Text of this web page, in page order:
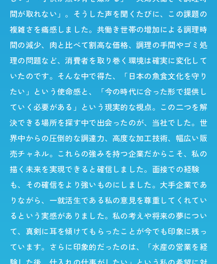
間が取れない」。そうした声を聞くたびに、この課題の
複雑さを痛感しました。共働き世帯の増加による調理時
間の減少、肉と比べて割高な価格、調理の手間やゴミ処
理の問題など、消費者を取り巻く環境は確実に変化して
いたのです。そんな中で得た、「日本の魚食文化を守り
たい」という使命感と、「今の時代に合った形で提供し
ていく必要がある」という現実的な視点。この二つを解
決できる場所を探す中で出会ったのが、当社でした。世
界中からの圧倒的な調達力、高度な加工技術、幅広い販
売チャネル。これらの強みを持つ企業だからこそ、私の
描く未来を実現できると確信しました。面接での経験
も、その確信をより強いものにしました。大手企業であ
りながら、一就活生である私の意見を尊重してくれてい
るという実感がありました。私の考えや将来の夢につい
て、真剣に耳を傾けてもらったことが今でも印象に残っ
ています。さらに印象的だったのは、「水産の営業を経